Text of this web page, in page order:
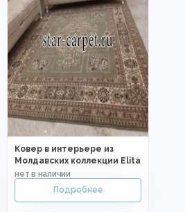
Ковер в интерьере из
Молдавских коллекции Elita